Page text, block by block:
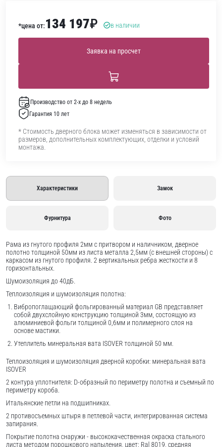
*цена от:134 197₽ в наличии
Заявка на просчет
Производство от 2-х до 8 недель
Гарантия 10 лет
* Стоимость дверного блока может изменяться в зависимости от
размеров, дополнительных комплектующих, отделки и условий
монтажа.
Характеристики Замок
Фурнитура Фото
Рама из гнутого профиля 2мм с притвором и наличником, дверное
полотно толщиной 50мм из листа металла 2,5мм (с внешней стороны) c
каркасом из гнутого профиля. 2 вертикальных ребра жесткости и 8
горизонтальных.
Шумоизоляция до 40дБ.
Теплоизоляция и шумоизоляция полотна:
Вибропоглащающий фольгированный материал GB представляет
собой двухслойную конструкцию толщиной 3мм, состоящую из
алюминиевой фольги толщиной 0,6мм и полимерного слоя на
основе мастики.
Утеплитель минеральная вата ISOVER толщиной 50 мм.
Теплоизоляция и шумоизоляция дверной коробки: минеральная вата
ISOVER
2 контура уплотнителя: D-образный по периметру полотна и съемный по
периметру короба.
Итальянские петли на подшипниках.
2 противосъемных штыря в петлевой части, интегрированная система
запирания.
Покрытие полотна снаружи - высококачественная окраска стального
листа методом порошкового напыления, цвет: Ral 8019, средняя